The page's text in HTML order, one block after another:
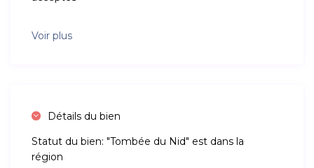
Voir plus
Détails du bien
Statut du bien: "Tombée du Nid" est dans la
région